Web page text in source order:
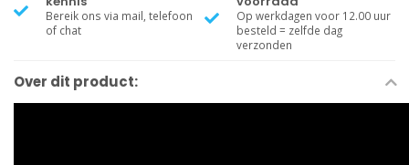
Bereik ons via mail, telefoon
of chat
Op werkdagen voor 12.00 uur
besteld = zelfde dag
verzonden
Over dit product: